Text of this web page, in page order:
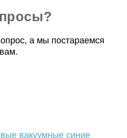
а мы постараемся
вакуумные синие